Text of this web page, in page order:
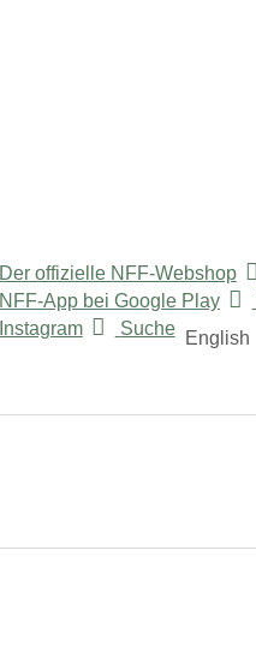
Der offizielle NFF-Webshop
NFF-App bei Google Play
Instagram
Suche English